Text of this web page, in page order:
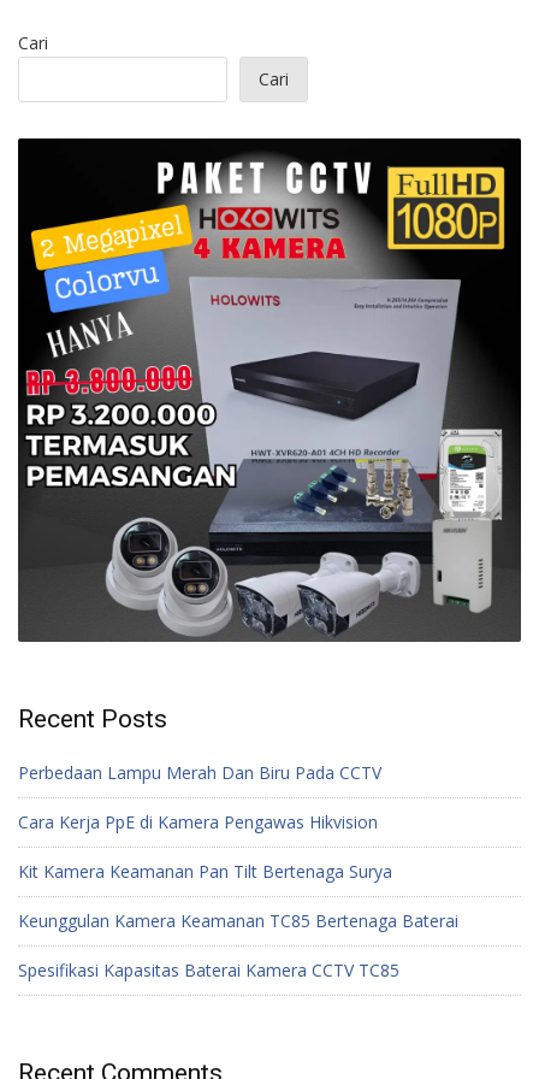
Cari
Cari
Recent Posts
Perbedaan Lampu Merah Dan Biru Pada CCTV
Cara Kerja PpE di Kamera Pengawas Hikvision
Kit Kamera Keamanan Pan Tilt Bertenaga Surya
Keunggulan Kamera Keamanan TC85 Bertenaga Baterai
Spesifikasi Kapasitas Baterai Kamera CCTV TC85
Recent Comments